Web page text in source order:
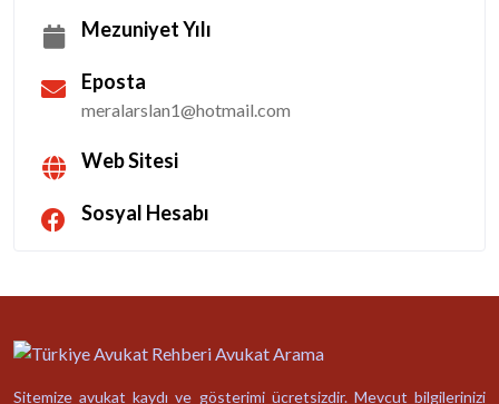
Mezuniyet Yılı
Eposta
meralarslan1@hotmail.com
Web Sitesi
Sosyal Hesabı
Sitemize avukat kaydı ve gösterimi ücretsizdir. Mevcut bilgilerinizi